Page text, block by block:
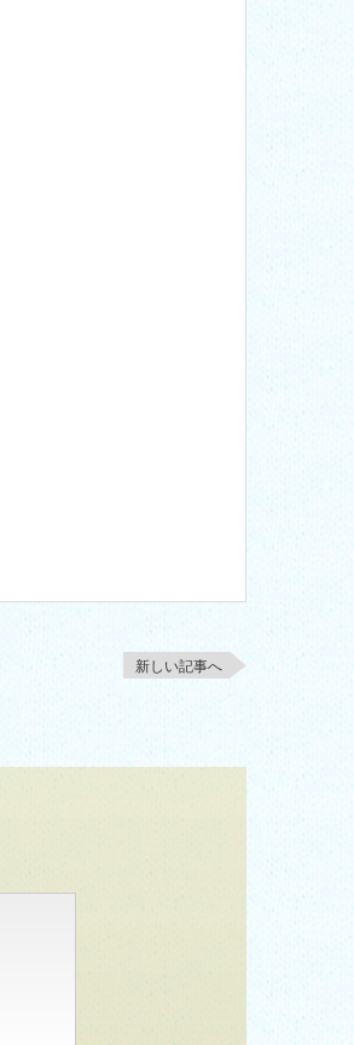
新しい記事へ